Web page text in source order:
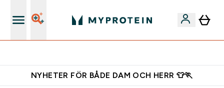
NYHETER FÖR BÅDE DAM OCH HERR 👕🏃